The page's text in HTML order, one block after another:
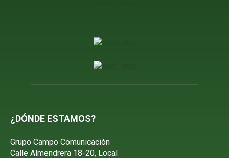
¿DÓNDE ESTAMOS?
Grupo Campo Comunicación
Calle Almendrera 18-20, Local